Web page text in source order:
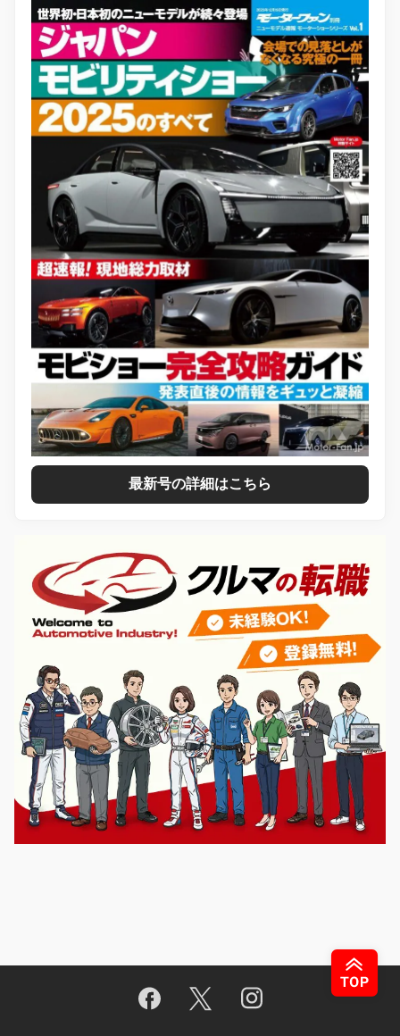
最新号の詳細はこちら